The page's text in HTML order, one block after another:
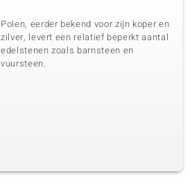
Polen, eerder bekend voor zijn koper en
zilver, levert een relatief beperkt aantal
edelstenen zoals barnsteen en
vuursteen.